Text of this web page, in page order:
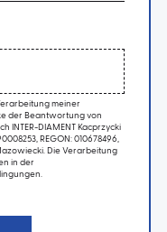
meiner
der Beantwortung von
INTER-DIAMENT Kacprzycki
REGON: 010678496,
Die Verarbeitung
in der